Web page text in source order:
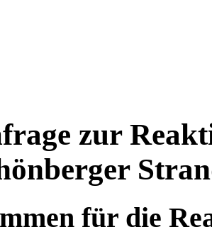
zur
für die